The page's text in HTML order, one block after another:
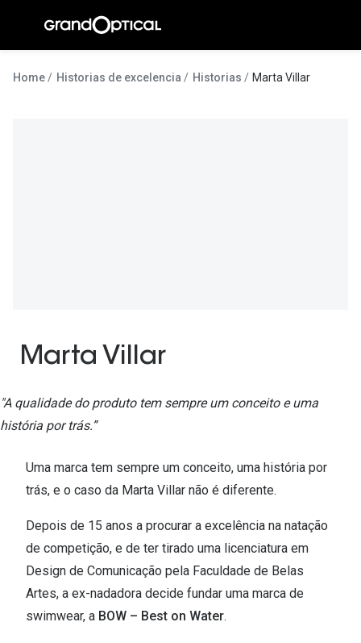
conteúdo
Home Historias de excelencia Historias Marta Villar
Marta Villar
"A qualidade do produto tem sempre um conceito e uma
história por trás.”
Uma marca tem sempre um conceito, uma história por
trás, e o caso da Marta Villar não é diferente.
Depois de 15 anos a procurar a excelência na natação
de competição, e de ter tirado uma licenciatura em
Design de Comunicação pela Faculdade de Belas
Artes, a ex-nadadora decide fundar uma marca de
swimwear, a BOW – Best on Water.